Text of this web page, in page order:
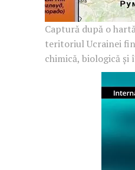
Captură după o
teritoriul Ucrainei
chimică, biologică